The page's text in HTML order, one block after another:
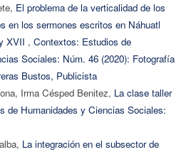
El problema de la verticalidad de los
en los sermones escritos en Náhuatl
XVII , Contextos: Estudios de
Sociales: Núm. 46 (2020): Fotografía
Bustos, Publicista
Irma Césped Benitez, La clase taller
de Humanidades y Ciencias Sociales:
La integración en el subsector de